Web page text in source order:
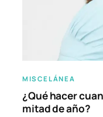
MISCELÁNEA
¿Qué hacer
mitad de año?